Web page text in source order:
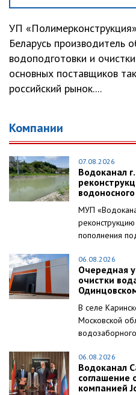
УП
Беларусь производитель
водоподготовки и
основных поставщиков
российский рынок....
Компании
07.08.2026
Водоканал
МУП
реконструкцию
пополнения
06.08.2026
Очередная
очистки
В селе
Московской
06.08.2026
Водоканал
соглашение
компанией